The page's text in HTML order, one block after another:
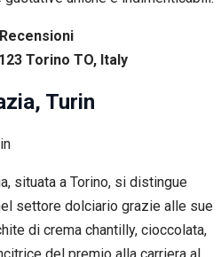
Recensioni
Torino TO, Italy
Turin
situata a Torino, si distingue
settore dolciario grazie alle sue
di crema chantilly, cioccolata,
del premio alla carriera al